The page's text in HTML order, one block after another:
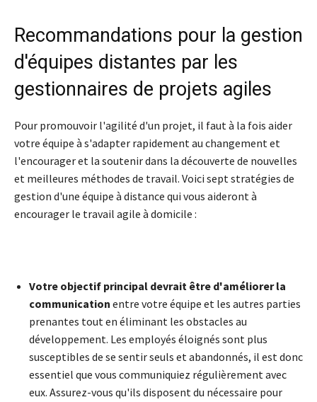
Recommandations pour la gestion
d'équipes distantes par les
gestionnaires de projets agiles
Pour promouvoir l'agilité d'un projet, il faut à la fois aider
votre équipe à s'adapter rapidement au changement et
l'encourager et la soutenir dans la découverte de nouvelles
et meilleures méthodes de travail. Voici sept stratégies de
gestion d'une équipe à distance qui vous aideront à
encourager le travail agile à domicile :
Votre objectif principal devrait être d'améliorer la
communication entre votre équipe et les autres parties
prenantes tout en éliminant les obstacles au
développement. Les employés éloignés sont plus
susceptibles de se sentir seuls et abandonnés, il est donc
essentiel que vous communiquiez régulièrement avec
eux. Assurez-vous qu'ils disposent du nécessaire pour